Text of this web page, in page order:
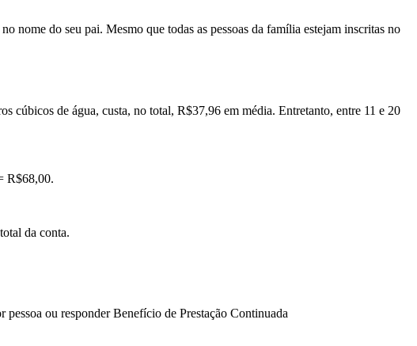
nome do seu pai. Mesmo que todas as pessoas da família estejam inscritas no
cúbicos de água, custa, no total, R$37,96 em média. Entretanto, entre 11 e 20
R$68,00.
da conta.
pessoa ou responder Benefício de Prestação Continuada